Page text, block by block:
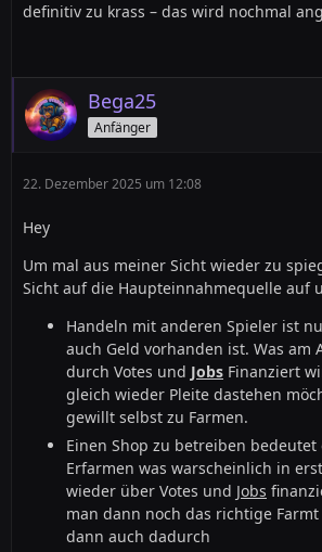
definitiv zu krass – das wird nochmal
Bega25
Anfänger
22. Dezember 2025 um 12:08
Hey
Um mal aus meiner Sicht wieder zu
Sicht auf die Haupteinnahmequelle auf
Handeln mit anderen Spieler ist
auch Geld vorhanden ist. Was am
durch Votes und Jobs Finanziert
gleich wieder Pleite dastehen
gewillt selbst zu Farmen.
Einen Shop zu betreiben bedeutet
Erfarmen was warscheinlich in
wieder über Votes und Jobs
man dann noch das richtige
dann auch dadurch